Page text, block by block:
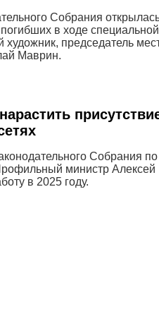
Собрания
в ходе специальной
председатель
Маврин.
Собрания по
министр Алексей
в 2025 году.